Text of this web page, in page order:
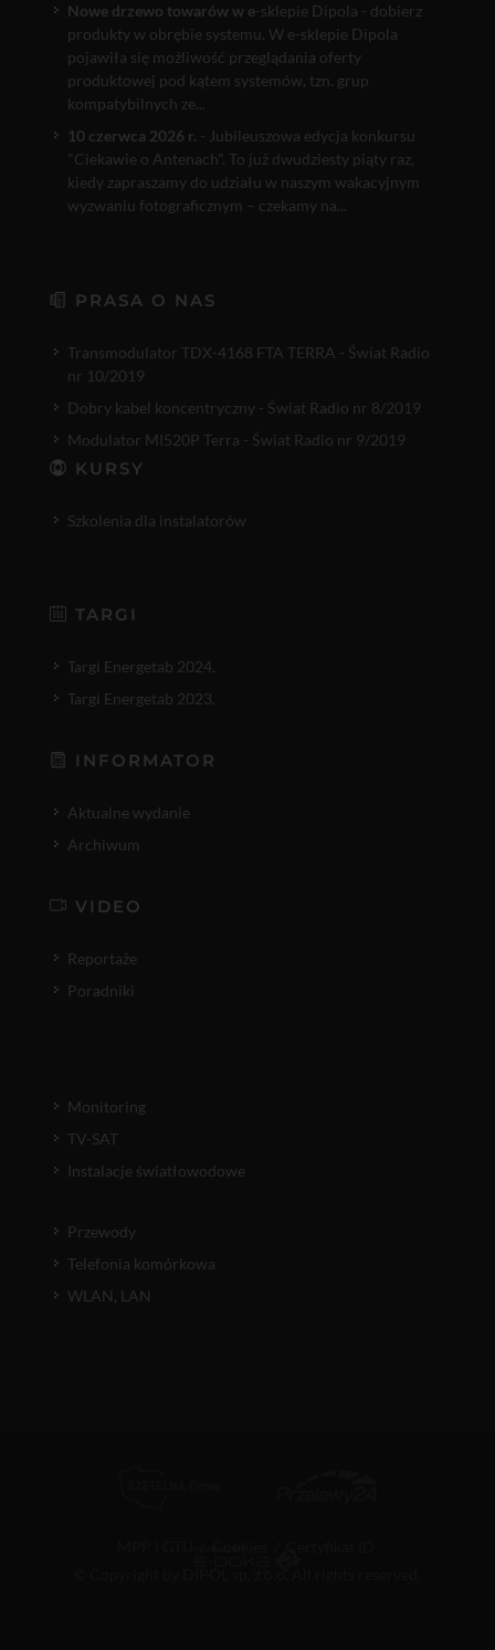
Nowe drzewo towarów w e-sklepie Dipola - dobierz
produkty w obrębie systemu. W e-sklepie Dipola
pojawiła się możliwość przeglądania oferty
produktowej pod kątem systemów, tzn. grup
kompatybilnych ze...
10 czerwca 2026 r. - Jubileuszowa edycja konkursu
"Ciekawie o Antenach". To już dwudziesty piąty raz,
kiedy zapraszamy do udziału w naszym wakacyjnym
wyzwaniu fotograficznym – czekamy na...
PRASA O NAS
Transmodulator TDX-4168 FTA TERRA - Świat Radio
nr 10/2019
Dobry kabel koncentryczny - Świat Radio nr 8/2019
Modulator MI520P Terra - Świat Radio nr 9/2019
KURSY
Szkolenia dla instalatorów
TARGI
Targi Energetab 2024.
Targi Energetab 2023.
INFORMATOR
Aktualne wydanie
Archiwum
VIDEO
Reportaże
Poradniki
Monitoring
TV-SAT
Instalacje światłowodowe
Przewody
Telefonia komórkowa
WLAN, LAN